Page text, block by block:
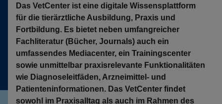
Das VetCenter ist eine digitale Wissensplattform
für die tierärztliche Ausbildung, Praxis und
Fortbildung. Es bietet neben umfangreicher
Fachliteratur (Bücher, Journals) auch ein
umfassendes Mediacenter, ein Trainingscenter
sowie unmittelbar praxisrelevante Funktionalitäten
wie Diagnoseleitfäden, Arzneimittel- und
Patienteninformationen. Das VetCenter findet
sowohl im Praxisalltag als auch im Rahmen des